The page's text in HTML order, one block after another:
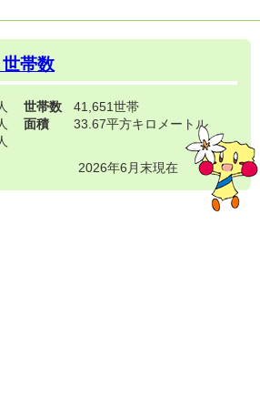
帯数
世帯数
41,651世帯
面積
33.67平方キロメートル
2026年6月末現在